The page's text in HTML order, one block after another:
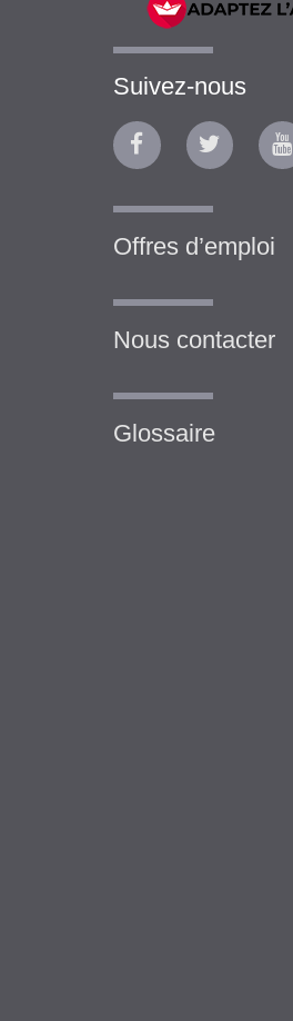
Suivez-nous
Offres d’emploi
Nous contacter
Glossaire